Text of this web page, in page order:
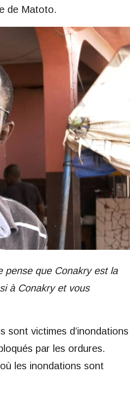
de Matoto.
pense que Conakry est la
à Conakry et vous
sont victimes d’inondations
par les ordures.
les inondations sont